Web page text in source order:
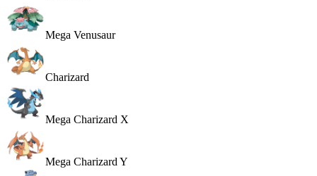
Mega Venusaur
Charizard
Mega Charizard X
Mega Charizard Y